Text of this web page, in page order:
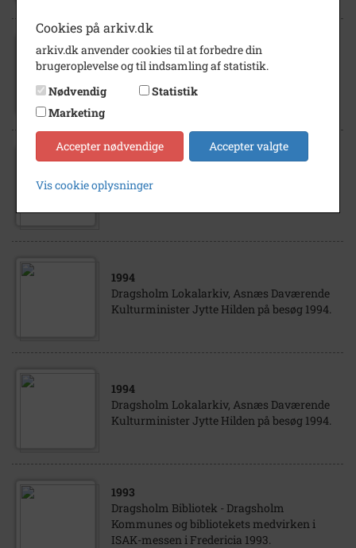
1992
1993
Kommunes og bibliotekets medvirken i
1994
Dragsholm Lokalarkiv, Asnæs Daværende
Kulturminister Jytte Hilden på besøg 1994.
1994
Dragsholm Lokalarkiv, Asnæs Daværende
Kulturminister Jytte Hilden på besøg 1994.
1993
Dragsholm Bibliotek - Dragsholm
Kommunes og bibliotekets medvirken i
ISAK-messen i Fredericia 1993.
Cookies på arkiv.dk
arkiv.dk anvender cookies til at forbedre din
brugeroplevelse og til indsamling af statistik.
Nødvendig
Statistik
Marketing
Accepter nødvendige Accepter valgte
Vis cookie oplysninger